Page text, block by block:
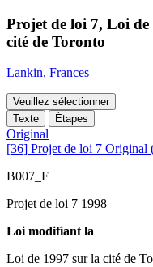
Projet de loi 7, Loi
cité de Toronto
Lankin, Frances
Veuillez sélectionner
Texte
Étapes
Original
[36] Projet de loi 7 Original
B007_F
Projet de loi 7 1998
Loi modifiant la
Loi de 1997 sur la cité de